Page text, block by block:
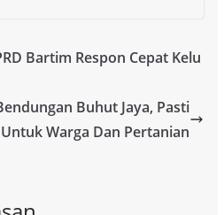
Bartim Respon Cepat Kelu
Buhut Jaya, Pasti
Warga Dan Pertanian